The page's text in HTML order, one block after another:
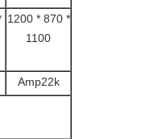
1200 * 870 *
1100
Amp22k